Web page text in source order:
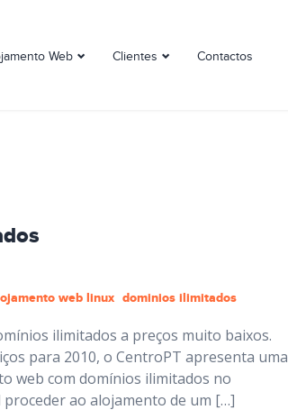
Web Clientes Contactos
web linux dominios ilimitados
ilimitados a preços muito baixos.
para 2010, o CentroPT apresenta uma
web com domínios ilimitados no
ao alojamento de um […]